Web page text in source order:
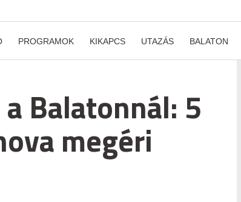
PROGRAMOK KIKAPCS UTAZÁS BALATON
Balatonnál: 5
megéri